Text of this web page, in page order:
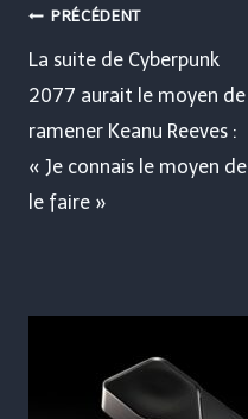
Navigation
de
l’article
PRÉCÉDENT
La suite de Cyberpunk
2077 aurait le moyen de
ramener Keanu Reeves :
« Je connais le moyen de
le faire »